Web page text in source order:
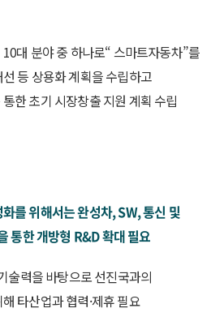
대 분야 중 하나로“ 스마트자동차”를
등 상용화 계획을 수립하고
한 초기 시장창출 지원 계획 수립
를 위해서는 완성차, SW, 통신 및
통한 개방형 R&D 확대 필요
술력을 바탕으로 선진국과의
타산업과 협력·제휴 필요